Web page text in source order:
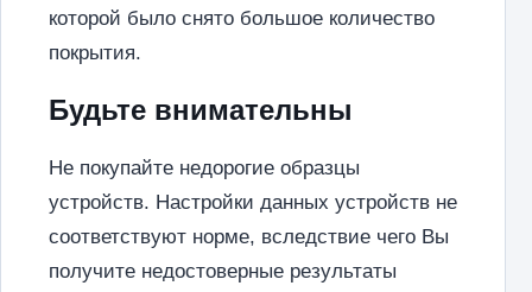
которой было снято большое количество
покрытия.
Будьте внимательны
Не покупайте недорогие образцы
устройств. Настройки данных устройств не
соответствуют норме, вследствие чего Вы
получите недостоверные результаты